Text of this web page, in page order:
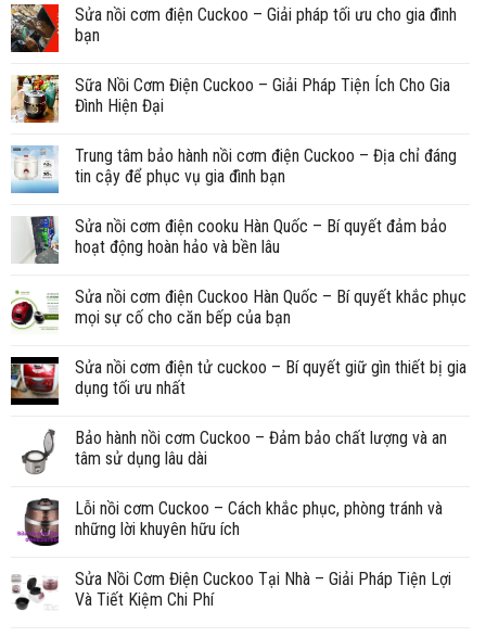
Sửa nồi cơm điện Cuckoo – Giải pháp tối ưu cho gia đình
bạn
Sữa Nồi Cơm Điện Cuckoo – Giải Pháp Tiện Ích Cho Gia
Đình Hiện Đại
Trung tâm bảo hành nồi cơm điện Cuckoo – Địa chỉ đáng
tin cậy để phục vụ gia đình bạn
Sửa nồi cơm điện cooku Hàn Quốc – Bí quyết đảm bảo
hoạt động hoàn hảo và bền lâu
Sửa nồi cơm điện Cuckoo Hàn Quốc – Bí quyết khắc phục
mọi sự cố cho căn bếp của bạn
Sửa nồi cơm điện tử cuckoo – Bí quyết giữ gìn thiết bị gia
dụng tối ưu nhất
Bảo hành nồi cơm Cuckoo – Đảm bảo chất lượng và an
tâm sử dụng lâu dài
Lỗi nồi cơm Cuckoo – Cách khắc phục, phòng tránh và
những lời khuyên hữu ích
Sửa Nồi Cơm Điện Cuckoo Tại Nhà – Giải Pháp Tiện Lợi
Và Tiết Kiệm Chi Phí